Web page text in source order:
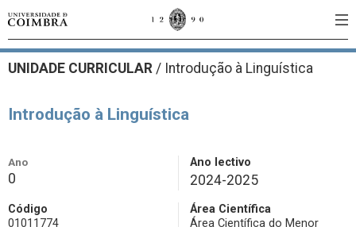
UNIDADE CURRICULAR / Introdução à Linguística
Introdução à Linguística
Ano
0
Ano lectivo
2024-2025
Código
01011774
Área Científica
Área Científica do Menor